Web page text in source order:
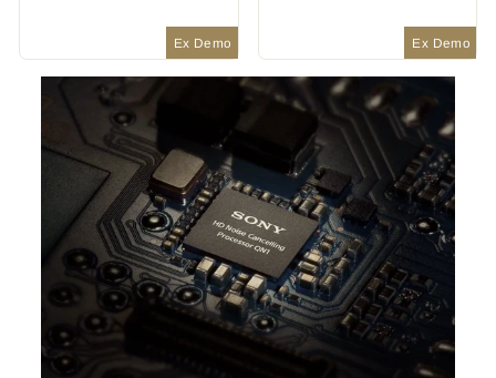
Ex Demo Ex Demo